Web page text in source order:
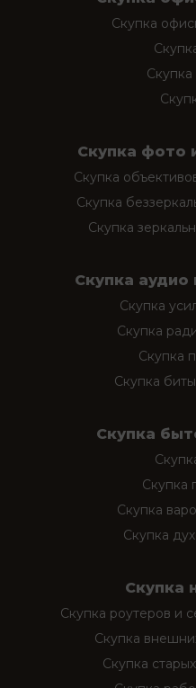
Скупка
Скупка
Скупка фото
Скупка
Скупка
Скупка
Скупка аудио
Скупка
Скупка
Скупка
Скупка
Скупка
Скупка
Скупка
Скупка
Скупка
Скупка роутеров и
Скупка
Скупка